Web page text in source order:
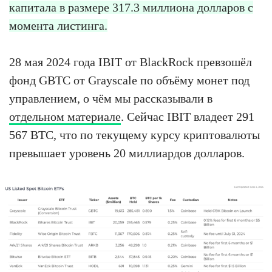
капитала в размере 317.3 миллиона долларов с
момента листинга.
28 мая 2024 года IBIT от BlackRock превзошёл
фонд GBTC от Grayscale по объёму монет под
управлением, о чём мы рассказывали в
отдельном материале. Сейчас IBIT владеет 291
567 BTC, что по текущему курсу криптовалюты
превышает уровень 20 миллиардов долларов.